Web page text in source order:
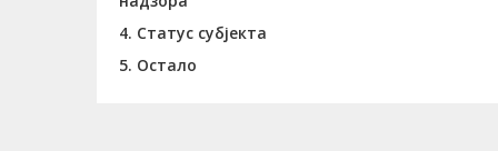
4. Статус субјекта
5. Остало